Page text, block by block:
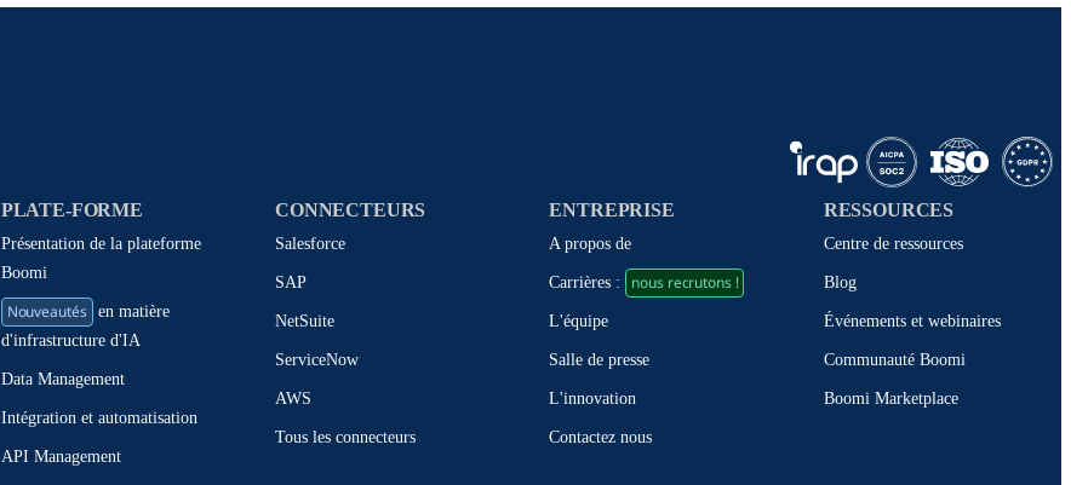
PLATE-FORME
Présentation de la plateforme
Boomi
Nouveautés
en matière
d'infrastructure d'IA
Data Management
Intégration et automatisation
API Management
CONNECTEURS
Salesforce
SAP
NetSuite
ServiceNow
AWS
Tous les connecteurs
ENTREPRISE
A propos de
Carrières : nous recrutons !
L'équipe
Salle de presse
L'innovation
Contactez nous
RESSOURCES
Centre de ressources
Blog
Événements et webinaires
Communauté Boomi
Boomi Marketplace